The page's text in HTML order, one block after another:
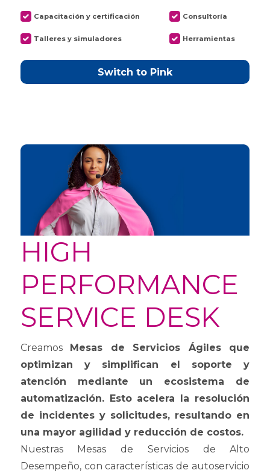
Capacitación y certificación Consultoría
Talleres y simuladores Herramientas
Switch to Pink
HIGH
PERFORMANCE
SERVICE DESK
Creamos Mesas de Servicios Ágiles que
optimizan y simplifican el soporte y
atención mediante un ecosistema de
automatización. Esto acelera la resolución
de incidentes y solicitudes, resultando en
una mayor agilidad y reducción de costos.
Nuestras Mesas de Servicios de Alto
Desempeño, con características de autoservicio